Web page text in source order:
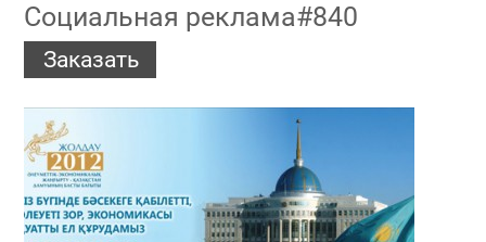
Социальная реклама#840
Заказать